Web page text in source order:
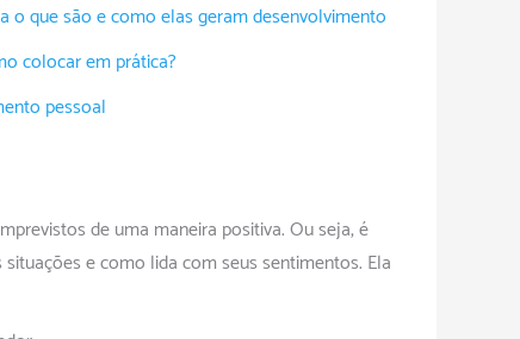
o que são e como elas geram desenvolvimento
colocar em prática?
pessoal
de uma maneira positiva. Ou seja, é
e como lida com seus sentimentos. Ela